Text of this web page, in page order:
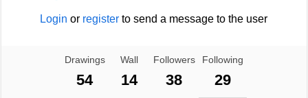
Login or register to send a message to the user
Drawings
54
Wall
14
Followers
38
Following
29